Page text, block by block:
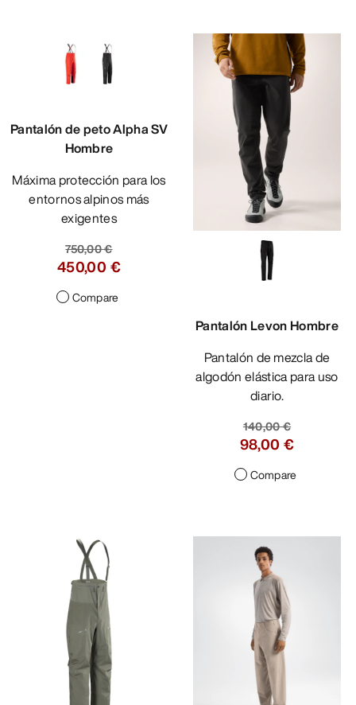
Pantalón de peto Alpha SV
Hombre
Máxima protección para los
entornos alpinos más
exigentes
750,00 €
450,00 €
Compare
Pantalón Levon Hombre
Pantalón de mezcla de
algodón elástica para uso
diario.
140,00 €
98,00 €
Compare